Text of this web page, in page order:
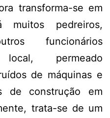
transforma-se em
muitos pedreiros,
funcionários
permeado
de máquinas e
de construção em
trata-se de um